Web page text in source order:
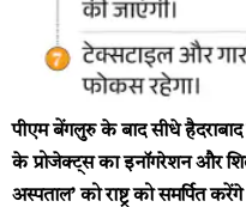
पीएम बेंगलुरु के बाद सीधे
के प्रोजेक्ट्स का इनॉगरेशन और
अस्पताल’ को राष्ट्र को समर्पित